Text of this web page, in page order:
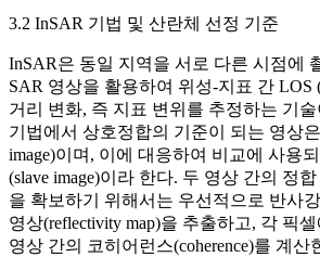
3.2 InSAR 기법 및 산란체 선정 기준
InSAR은 동일 지역을 서로 다른 시점에
SAR 영상을 활용하여 위성-지표 간 LOS
거리 변화, 즉 지표 변위를 추정하는 기
기법에서 상호정합의 기준이 되는 영상
image)이며, 이에 대응하여 비교에 사용
(slave image)이라 한다. 두 영상 간의 정
을 확보하기 위해서는 우선적으로 반사
영상(reflectivity map)을 추출하고, 각 픽
영상 간의 코히어런스(coherence)를 계산